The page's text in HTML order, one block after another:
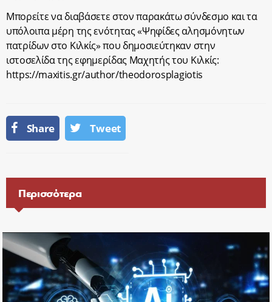
Μπορείτε να διαβάσετε στον παρακάτω σύνδεσμο και τα
υπόλοιπα μέρη της ενότητας «Ψηφίδες αλησμόνητων
πατρίδων στο Κιλκίς» που δημοσιεύτηκαν στην
ιστοσελίδα της εφημερίδας Μαχητής του Κιλκίς:
https://maxitis.gr/author/theodorosplagiotis
Share Tweet
Περισσότερα